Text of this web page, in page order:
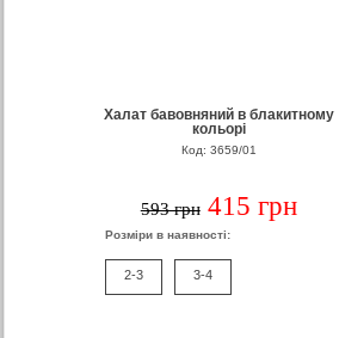
Халат бавовняний в блакитному
кольорі
Код: 3659/01
593 грн 415 грн
Розміри в наявності:
2-3 3-4